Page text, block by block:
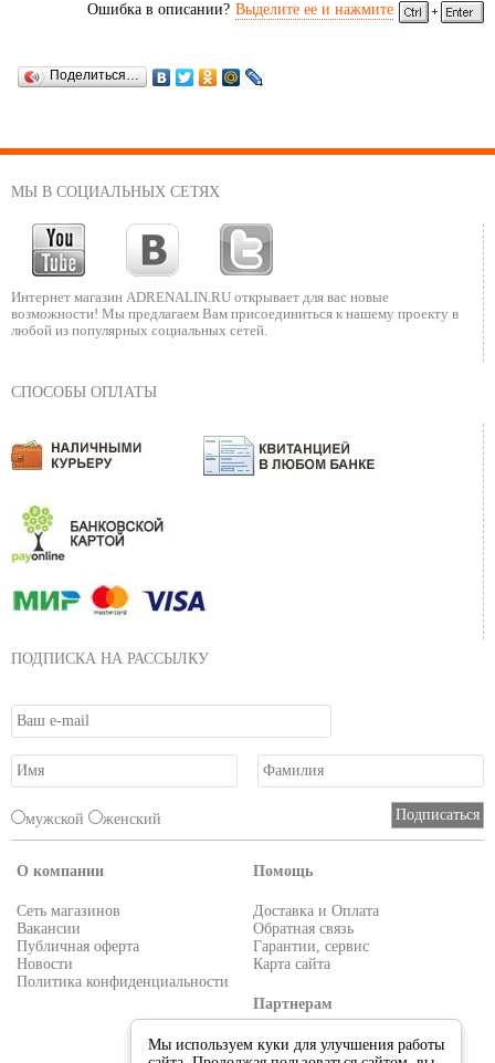
Ошибка в описании? Выделите ее и нажмите
Поделиться…
МЫ В СОЦИАЛЬНЫХ СЕТЯХ
Интернет магазин ADRENALIN.RU открывает для вас новые
возможности! Мы предлагаем Вам присоединиться к нашему проекту в
любой из популярных социальных сетей.
СПОСОБЫ ОПЛАТЫ
ПОДПИСКА НА РАССЫЛКУ
мужской женский
О компании
Сеть магазинов
Вакансии
Публичная оферта
Новости
Политика конфиденциальности
Помощь
Доставка и Оплата
Обратная связь
Гарантии, сервис
Карта сайта
Партнерам
Условия работы
Мы используем куки для улучшения работы